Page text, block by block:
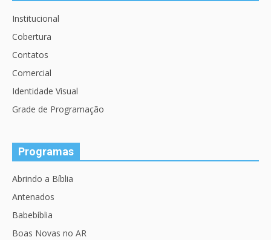
Institucional
Cobertura
Contatos
Comercial
Identidade Visual
Grade de Programação
Programas
Abrindo a Bíblia
Antenados
Babebíblia
Boas Novas no AR